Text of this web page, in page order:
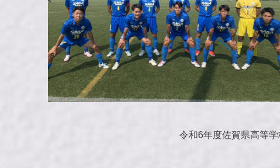
令和6年度佐賀県高等